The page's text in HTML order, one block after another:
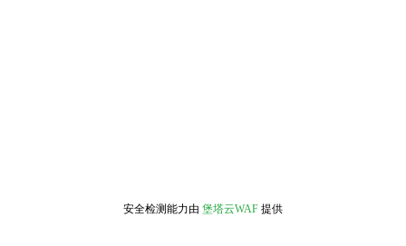
安全检测能力由 堡塔云WAF 提供